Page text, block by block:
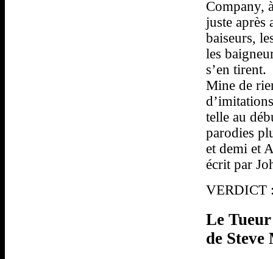
Company,
juste après
baiseurs,
les
s’en tirent.
Mine de
telle au
parodies
et demi et
écrit par
VERDICT
Le
de Steve